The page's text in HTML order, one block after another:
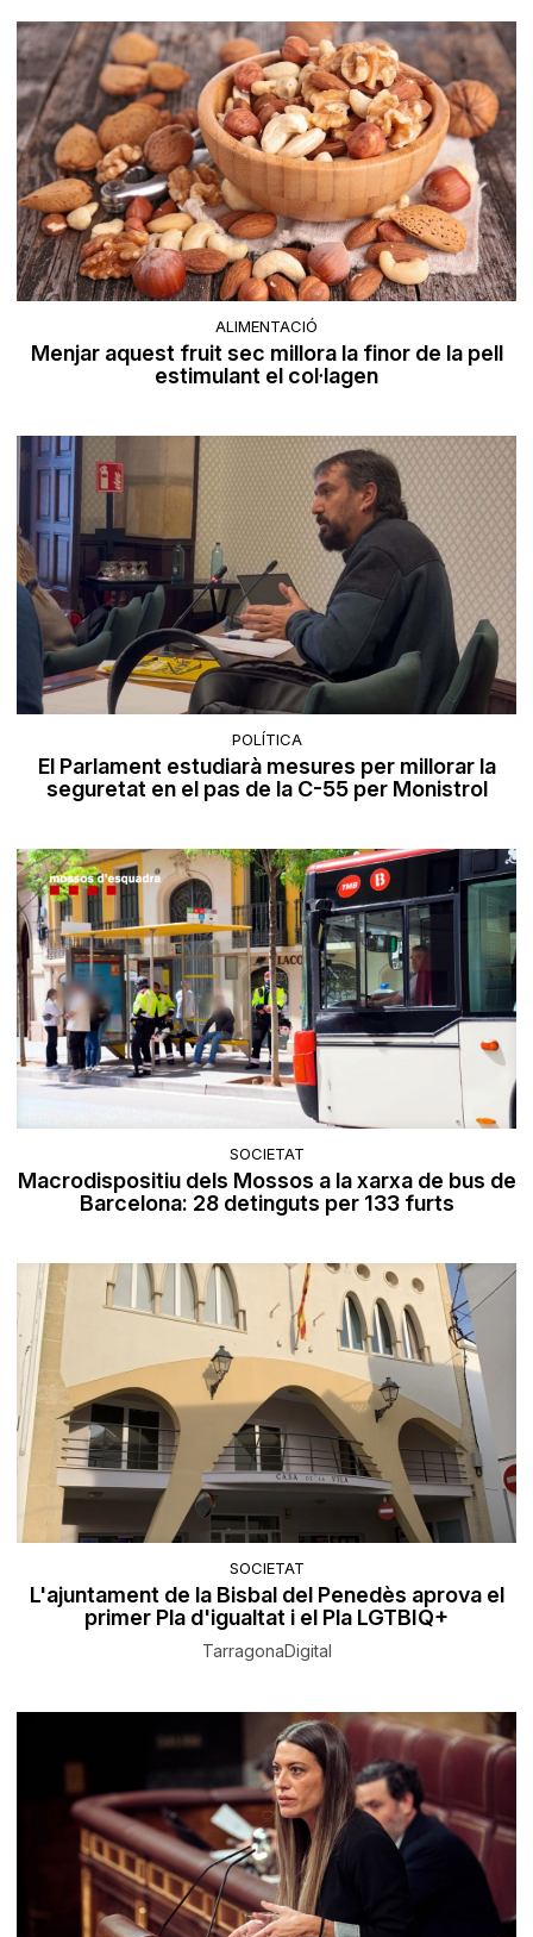
ALIMENTACIÓ
Menjar aquest fruit sec millora la finor de la pell
estimulant el col·lagen
POLÍTICA
El Parlament estudiarà mesures per millorar la
seguretat en el pas de la C-55 per Monistrol
SOCIETAT
Macrodispositiu dels Mossos a la xarxa de bus de
Barcelona: 28 detinguts per 133 furts
SOCIETAT
L'ajuntament de la Bisbal del Penedès aprova el
primer Pla d'igualtat i el Pla LGTBIQ+
TarragonaDigital